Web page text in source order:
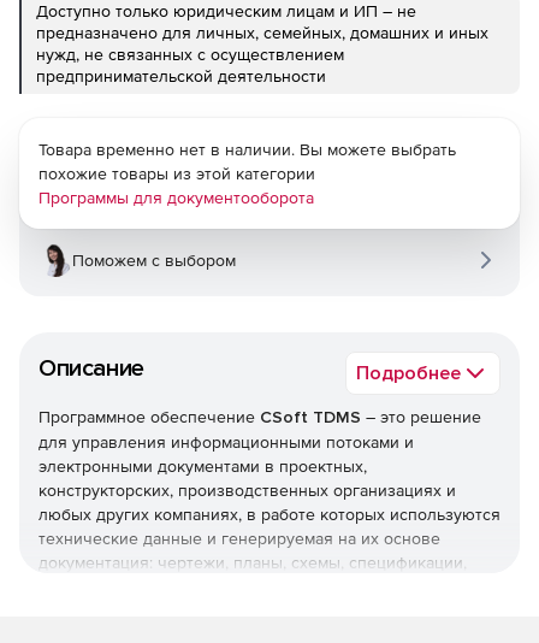
Доступно только юридическим лицам и ИП – не
предназначено для личных, семейных, домашних и иных
нужд, не связанных с осуществлением
предпринимательской деятельности
Описание Подробнее
Программное обеспечение CSoft TDMS – это решение
для управления информационными потоками и
электронными документами в проектных,
конструкторских, производственных организациях и
любых других компаниях, в работе которых используются
технические данные и генерируемая на их основе
документация: чертежи, планы, схемы, спецификации,
Товара временно нет в наличии. Вы можете выбрать
похожие товары из этой категории
Программы для документооборота
Поможем с выбором